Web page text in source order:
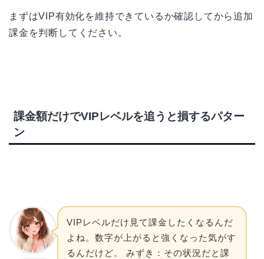
まずはVIP有効化を維持できているか確認してから追加
課金を判断してください。
課金額だけでVIPレベルを追うと損するパター
ン
VIPレベルだけ見て課金したくなるんだ
よね。数字が上がると強くなった気がす
るんだけど。 みずき：その状況だと課